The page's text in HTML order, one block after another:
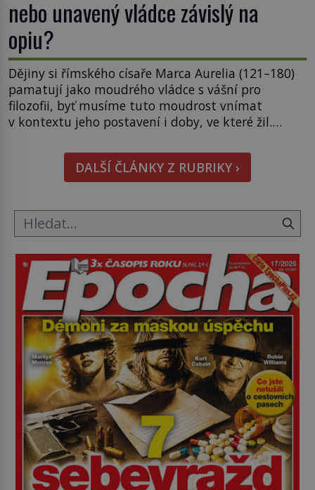
nebo unavený vládce závislý na
opiu?
Dějiny si římského císaře Marca Aurelia (121–180)
pamatují jako moudrého vládce s vášní pro
filozofii, byť musíme tuto moudrost vnímat
v kontextu jeho postavení i doby, ve které žil.
pravdu na padrť a prohlásit, že to byl jen životem
unavený a drogou ovládaný muž? Marcus Aurelius
byl zastáncem stoicismu, učení, […]
DALŠÍ ČLÁNKY Z RUBRIKY ›